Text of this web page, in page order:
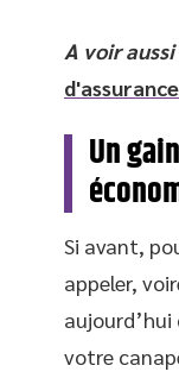
A voir aussi
Un
Si avant,
appeler,
aujourd’hui
votre